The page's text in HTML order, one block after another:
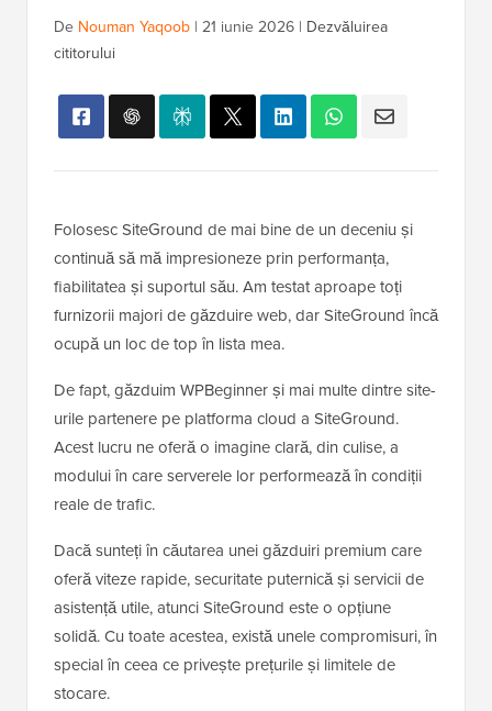
De Nouman Yaqoob | 21 iunie 2026 | Dezvăluirea
cititorului
Folosesc SiteGround de mai bine de un deceniu și
continuă să mă impresioneze prin performanța,
fiabilitatea și suportul său. Am testat aproape toți
furnizorii majori de găzduire web, dar SiteGround încă
ocupă un loc de top în lista mea.
De fapt, găzduim WPBeginner și mai multe dintre site-
urile partenere pe platforma cloud a SiteGround.
Acest lucru ne oferă o imagine clară, din culise, a
modului în care serverele lor performează în condiții
reale de trafic.
Dacă sunteți în căutarea unei găzduiri premium care
oferă viteze rapide, securitate puternică și servicii de
asistență utile, atunci SiteGround este o opțiune
solidă. Cu toate acestea, există unele compromisuri, în
special în ceea ce privește prețurile și limitele de
stocare.